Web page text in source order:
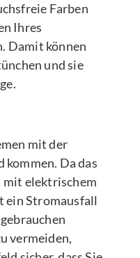
Farben
Ihres
Damit können
und sie
mit der
kommen. Da das
elektrischem
ein Stromausfall
vermeiden,